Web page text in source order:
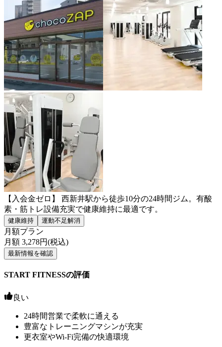
【入会金ゼロ】 西新井駅から徒歩10分の24時間ジム。有酸
素・筋トレ設備充実で健康維持に最適です。
健康維持 運動不足解消
月額プラン
月額 3,278円(税込)
最新情報を確認
START FITNESSの評価
良い
24時間営業で柔軟に通える
豊富なトレーニングマシンが充実
更衣室やWi-Fi完備の快適環境